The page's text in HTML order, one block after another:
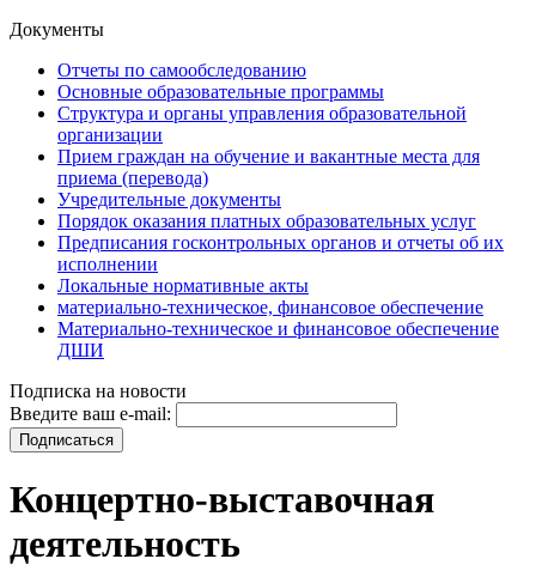
Документы
Отчеты по самообследованию
Основные образовательные программы
Структура и органы управления образовательной
организации
Прием граждан на обучение и вакантные места для
приема (перевода)
Учредительные документы
Порядок оказания платных образовательных услуг
Предписания госконтрольных органов и отчеты об их
исполнении
Локальные нормативные акты
материально-техническое, финансовое обеспечение
Материально-техническое и финансовое обеспечение
ДШИ
Подписка на новости
Введите ваш e-mail:
Концертно-выставочная
деятельность